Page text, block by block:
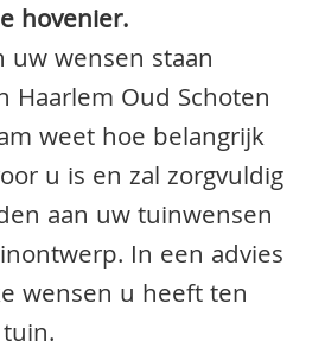
hovenier.
uw wensen staan
Haarlem Oud Schoten
weet hoe belangrijk
u is en zal zorgvuldig
aan uw tuinwensen
In een advies
wensen u heeft ten